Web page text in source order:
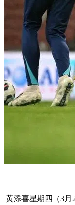
黄添喜星期四（3月